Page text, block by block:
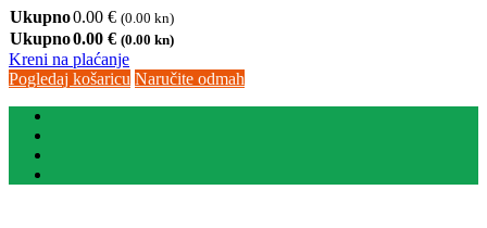
Ukupno0.00 € (0.00 kn)
Ukupno0.00 € (0.00 kn)
Kreni na plaćanje
Pogledaj košaricu Naručite odmah